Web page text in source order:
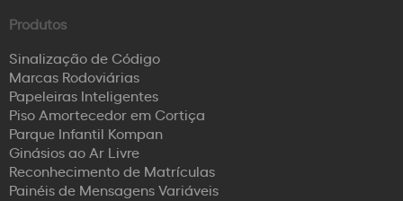
Produtos
Sinalização de Código
Marcas Rodoviárias
Papeleiras Inteligentes
Piso Amortecedor em Cortiça
Parque Infantil Kompan
Ginásios ao Ar Livre
Reconhecimento de Matrículas
Painéis de Mensagens Variáveis